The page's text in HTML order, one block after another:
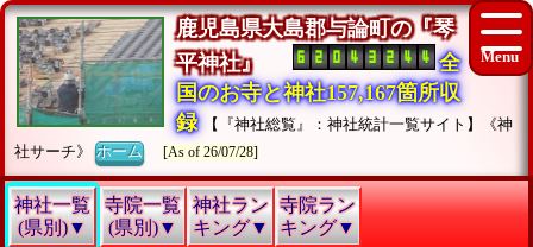
鹿児島県大島郡与論町の『琴
平神社』
全
国のお寺と神社157,167箇所収
録
【『神社総覧』：神社統計一覧サイト】《神
社サーチ》ホーム [As of 26/07/28]
神社一覧
(県別)▼
寺院一覧
(県別)▼
神社ラン
キング▼
寺院ラン
キング▼